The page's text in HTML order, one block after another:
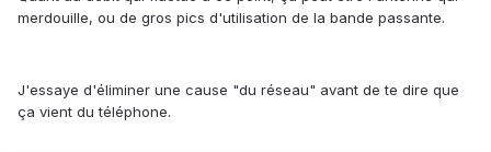
merdouille, ou de gros pics d'utilisation de la bande passante.
J'essaye d'éliminer une cause "du réseau" avant de te dire que
ça vient du téléphone.